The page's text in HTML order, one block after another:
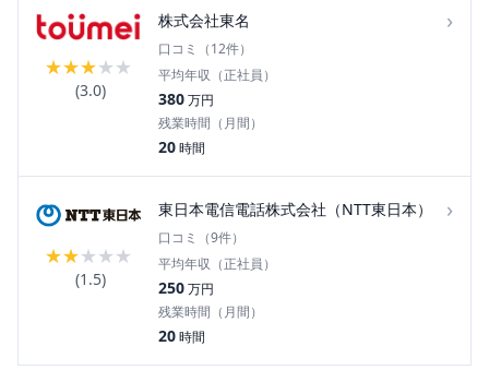
★★★★★
(3.0)
株式会社東名 ›
口コミ（12件）
平均年収（正社員）
380万円
残業時間（月間）
20時間
★★★★★
(1.5)
東日本電信電話株式会社（NTT東日本） ›
口コミ（9件）
平均年収（正社員）
250万円
残業時間（月間）
20時間